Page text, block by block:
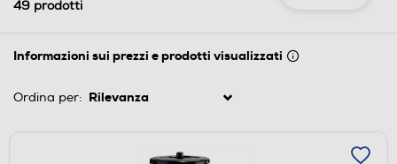
49 prodotti
Informazioni sui prezzi e prodotti visualizzati
Ordina per: